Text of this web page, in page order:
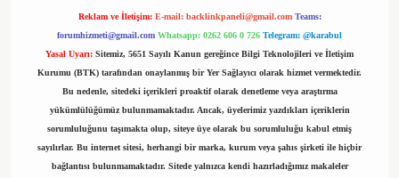
Reklam ve İletişim: E-mail: backlinkpaneli@gmail.com Teams:
forumhizmeti@gmail.com Whatsapp: 0262 606 0 726 Telegram: @karabul
Yasal Uyarı: Sitemiz, 5651 Sayılı Kanun gereğince Bilgi Teknolojileri ve İletişim
Kurumu (BTK) tarafından onaylanmış bir Yer Sağlayıcı olarak hizmet vermektedir.
Bu nedenle, sitedeki içerikleri proaktif olarak denetleme veya araştırma
yükümlülüğümüz bulunmamaktadır. Ancak, üyelerimiz yazdıkları içeriklerin
sorumluluğunu taşımakta olup, siteye üye olarak bu sorumluluğu kabul etmiş
sayılırlar. Bu internet sitesi, herhangi bir marka, kurum veya şahıs şirketi ile hiçbir
bağlantısı bulunmamaktadır. Sitede yalnızca kendi hazırladığımız makaleler